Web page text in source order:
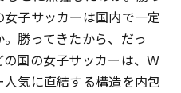
子サッカーは国内で一定
勝ってきたから、だっ
国の女子サッカーは、Ｗ
気に直結する構造を内包